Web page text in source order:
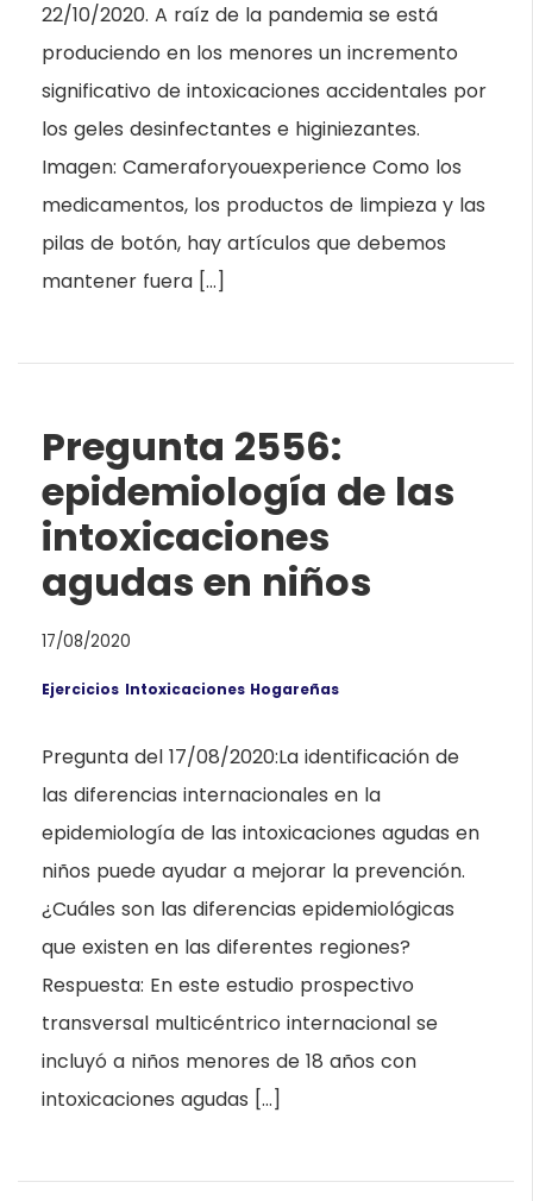
22/10/2020. A raíz de la pandemia se está
produciendo en los menores un incremento
significativo de intoxicaciones accidentales por
los geles desinfectantes e higiniezantes.
Imagen: Cameraforyouexperience Como los
medicamentos, los productos de limpieza y las
pilas de botón, hay artículos que debemos
mantener fuera […]
Pregunta 2556:
epidemiología de las
intoxicaciones
agudas en niños
17/08/2020
Ejercicios Intoxicaciones Hogareñas
Pregunta del 17/08/2020:La identificación de
las diferencias internacionales en la
epidemiología de las intoxicaciones agudas en
niños puede ayudar a mejorar la prevención.
¿Cuáles son las diferencias epidemiológicas
que existen en las diferentes regiones?
Respuesta: En este estudio prospectivo
transversal multicéntrico internacional se
incluyó a niños menores de 18 años con
intoxicaciones agudas […]